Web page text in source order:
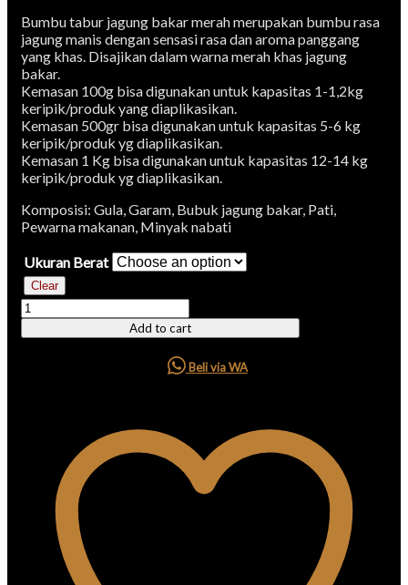
Bumbu tabur jagung bakar merah merupakan bumbu rasa
jagung manis dengan sensasi rasa dan aroma panggang
yang khas. Disajikan dalam warna merah khas jagung
bakar.
Kemasan 100g bisa digunakan untuk kapasitas 1-1,2kg
keripik/produk yang diaplikasikan.
Kemasan 500gr bisa digunakan untuk kapasitas 5-6 kg
keripik/produk yg diaplikasikan.
Kemasan 1 Kg bisa digunakan untuk kapasitas 12-14 kg
keripik/produk yg diaplikasikan.
Komposisi: Gula, Garam, Bubuk jagung bakar, Pati,
Pewarna makanan, Minyak nabati
Ukuran Berat
Clear
Add to cart
Beli via WA